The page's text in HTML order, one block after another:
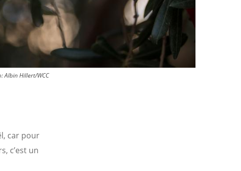
Albin Hillert/WCC
car pour
c’est un